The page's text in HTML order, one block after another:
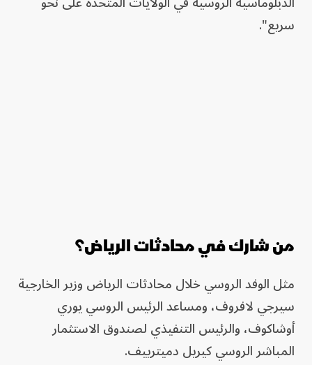
سريع".
من شارك في محادثات الرياض؟
مثل الوفد الروسي خلال محادثات الرياض وزير الخارجية
سيرجي لافروف، ومساعد الرئيس الروسي يوري
أوشاكوف، والرئيس التنفيذي لصندوق الاستثمار
المباشر الروسي كيريل دميترييف.